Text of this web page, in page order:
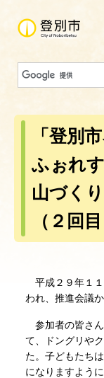
「登別
ふぉれ
山づく
（２回目
平成２９年１
われ、推進会議
参加者の皆さ
て、ドングリや
た。子どもたち
になりますよう